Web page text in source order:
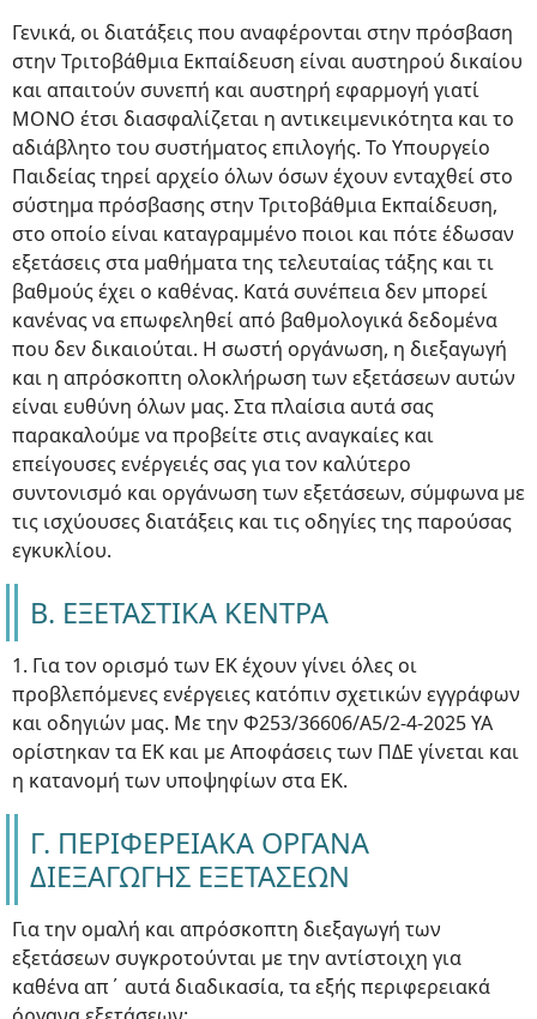
Γενικά, οι διατάξεις που αναφέρονται στην πρόσβαση
στην Τριτοβάθμια Εκπαίδευση είναι αυστηρού δικαίου
και απαιτούν συνεπή και αυστηρή εφαρμογή γιατί
ΜΟΝΟ έτσι διασφαλίζεται η αντικειμενικότητα και το
αδιάβλητο του συστήματος επιλογής. Το Υπουργείο
Παιδείας τηρεί αρχείο όλων όσων έχουν ενταχθεί στο
σύστημα πρόσβασης στην Τριτοβάθμια Εκπαίδευση,
στο οποίο είναι καταγραμμένο ποιοι και πότε έδωσαν
εξετάσεις στα μαθήματα της τελευταίας τάξης και τι
βαθμούς έχει ο καθένας. Κατά συνέπεια δεν μπορεί
κανένας να επωφεληθεί από βαθμολογικά δεδομένα
που δεν δικαιούται. Η σωστή οργάνωση, η διεξαγωγή
και η απρόσκοπτη ολοκλήρωση των εξετάσεων αυτών
είναι ευθύνη όλων μας. Στα πλαίσια αυτά σας
παρακαλούμε να προβείτε στις αναγκαίες και
επείγουσες ενέργειές σας για τον καλύτερο
συντονισμό και οργάνωση των εξετάσεων, σύμφωνα με
τις ισχύουσες διατάξεις και τις οδηγίες της παρούσας
εγκυκλίου.
Β. ΕΞΕΤΑΣΤΙΚΑ ΚΕΝΤΡΑ
1. Για τον ορισμό των ΕΚ έχουν γίνει όλες οι
προβλεπόμενες ενέργειες κατόπιν σχετικών εγγράφων
και οδηγιών μας. Με την Φ253/36606/Α5/2-4-2025 ΥΑ
ορίστηκαν τα ΕΚ και με Αποφάσεις των ΠΔΕ γίνεται και
η κατανομή των υποψηφίων στα ΕΚ.
Γ. ΠΕΡΙΦΕΡΕΙΑΚΑ ΟΡΓΑΝΑ
ΔΙΕΞΑΓΩΓΗΣ ΕΞΕΤΑΣΕΩΝ
Για την ομαλή και απρόσκοπτη διεξαγωγή των
εξετάσεων συγκροτούνται με την αντίστοιχη για
καθένα απ΄ αυτά διαδικασία, τα εξής περιφερειακά